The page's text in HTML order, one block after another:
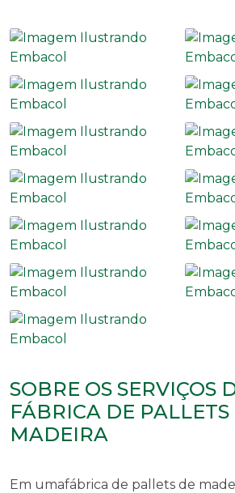
SOBRE OS SERVIÇOS
FÁBRICA DE PALLETS
MADEIRA
Em umafábrica de pallets de